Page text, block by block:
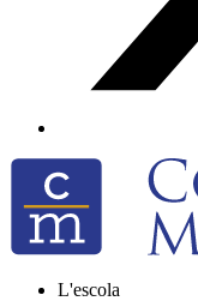
L'escola